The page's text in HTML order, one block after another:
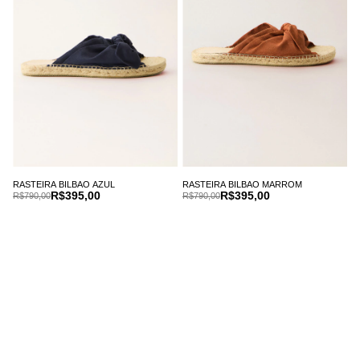
RASTEIRA BILBAO AZUL
R$395,00
R$790,00
RASTEIRA BILBAO MARROM
R$395,00
R$790,00